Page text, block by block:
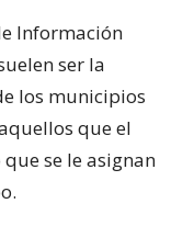
Información
ser la
los municipios
que el
se le asignan